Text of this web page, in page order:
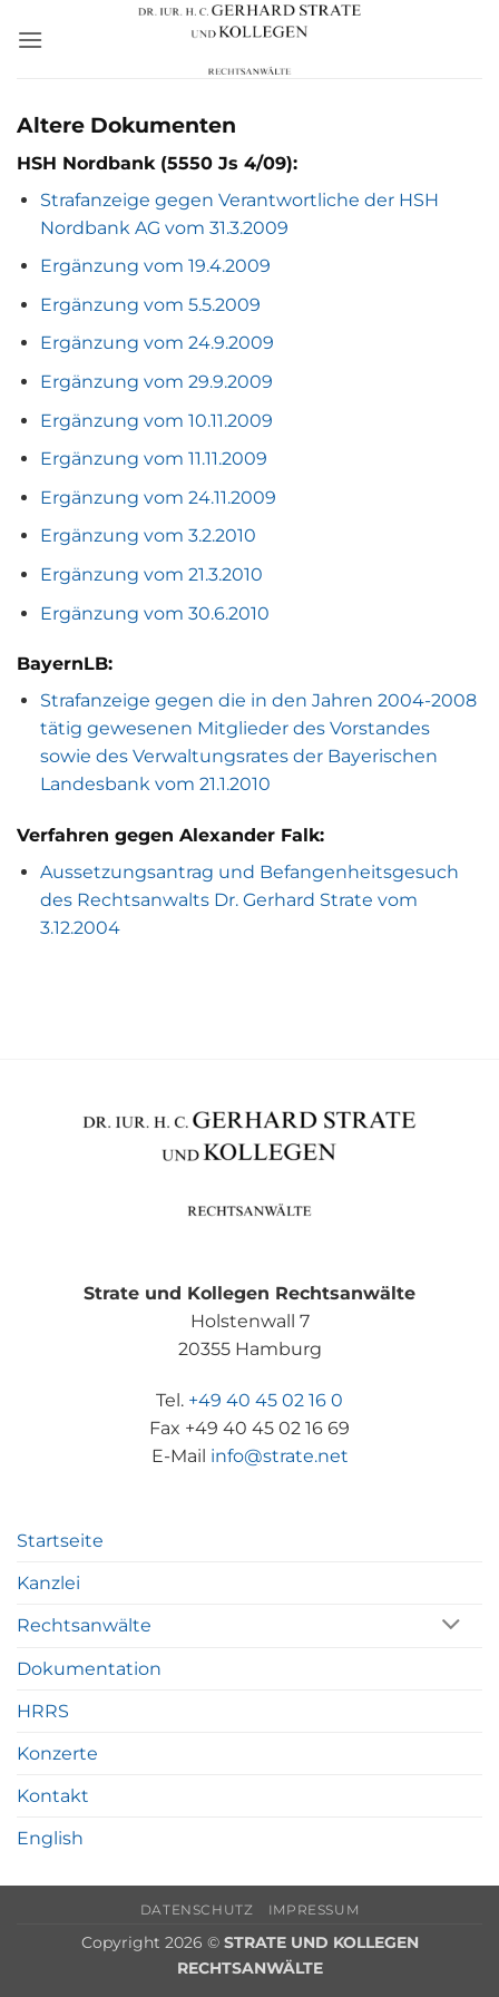
Inhalt
Altere Dokumenten
HSH Nordbank (5550 Js 4/09):
Strafanzeige gegen Verantwortliche der HSH
Nordbank AG vom 31.3.2009
Ergänzung vom 19.4.2009
Ergänzung vom 5.5.2009
Ergänzung vom 24.9.2009
Ergänzung vom 29.9.2009
Ergänzung vom 10.11.2009
Ergänzung vom 11.11.2009
Ergänzung vom 24.11.2009
Ergänzung vom 3.2.2010
Ergänzung vom 21.3.2010
Ergänzung vom 30.6.2010
BayernLB:
Strafanzeige gegen die in den Jahren 2004-2008
tätig gewesenen Mitglieder des Vorstandes
sowie des Verwaltungsrates der Bayerischen
Landesbank vom 21.1.2010
Verfahren gegen Alexander Falk:
Aussetzungsantrag und Befangenheitsgesuch
des Rechtsanwalts Dr. Gerhard Strate vom
3.12.2004
Strate und Kollegen Rechtsanwälte
Holstenwall 7
20355 Hamburg
Tel. +49 40 45 02 16 0
Fax +49 40 45 02 16 69
E-Mail info@strate.net
Startseite
Kanzlei
Rechtsanwälte
Dokumentation
HRRS
Konzerte
Kontakt
English
DATENSCHUTZ IMPRESSUM
Copyright 2026 © STRATE UND KOLLEGEN
RECHTSANWÄLTE